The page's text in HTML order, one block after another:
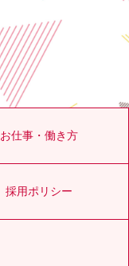
お仕事・働き方
採用ポリシー